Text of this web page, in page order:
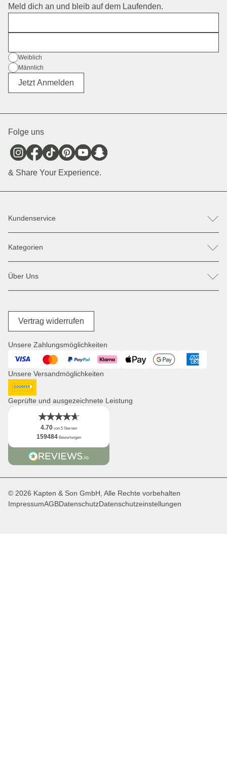
Meld dich an und bleib auf dem Laufenden.
Geschlecht
Weiblich
Männlich
Divers
Jetzt Anmelden
Folge uns
& Share Your Experience.
Kundenservice
Hilfe & Kontakt
Retoure / Reklamation anmelden
Ersatzteile
Digitale Barrierefreiheit
Kategorien
Taschen
Sonnenbrillen
Reisegepäck
Wickelprodukte
Uhren
Über Uns
Unsere Mission
Jobs
Presse
Kooperationsanfragen
Distribution & B2B
Newsletter
App
Vertrag widerrufen
Unsere Zahlungsmöglichkeiten
Visa Mastercard PayPal Klarna ApplePay GooglePay American
Unsere Versandmöglichkeiten
DHL GoGreen
Geprüfte und ausgezeichnete Leistung
4.70 von 5 Sternen
159484 Bewertungen
© 2026 Kapten & Son GmbH, Alle Rechte vorbehalten
ImpressumAGBDatenschutzDatenschutzeinstellungen